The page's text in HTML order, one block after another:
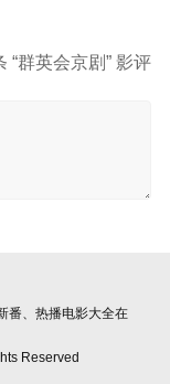
“群英会京剧” 影评
番、热播电影大全在
Reserved